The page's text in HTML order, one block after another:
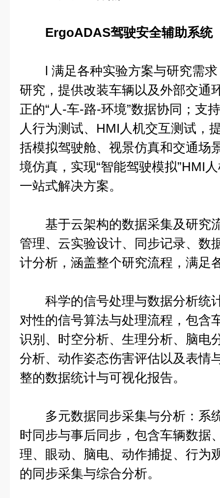
ErgoADAS驾驶安全辅助系统
l 满足各种实验方案与研究需求
研究，提供改装车辆以及外部交通
正的“人-车-路-环境”数据协同；支
人行为测试、HMI人机交互测试，
括模拟驾驶舱、视景仿真和交通场
境仿真，实现“智能驾驶模拟”HMI
一站式解决方案。
基于云架构的数据采集及研究
管理、云实验设计、同步记录、数
计分析，涵盖整个研究流程，满足
科学的信号处理与数据分析统
对性的信号算法与处理流程，包含
识别、时空分析、生理分析、脑电
分析、动作姿态伤害评估以及表情
整的数据统计与可视化报告。
多元数据同步采集与分析：系
时同步与事后同步，包含车辆数据
理、眼动、脑电、动作捕捉、行为
的同步采集与综合分析。